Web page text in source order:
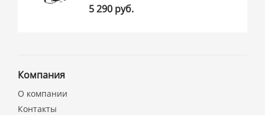
5 290 руб.
Компания
О компании
Контакты